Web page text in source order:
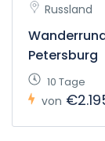
Russland
Petersburg
10 Tage
von